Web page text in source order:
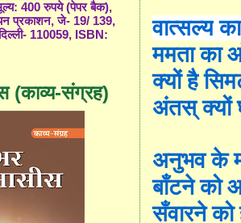
वात्सल्य का
ममता का
क्यों है
अंतस् क्यों
अनुभव के
बाँटने को
सँवारने को
400 रुपये (पेपर बैक),
प्रकाशन, जे- 19/ 139,
110059, ISBN:
(काव्य-संग्रह)